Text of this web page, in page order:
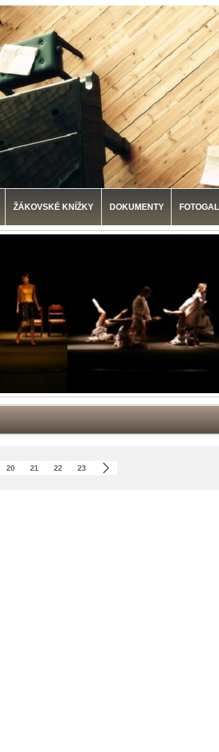
ŽÁKOVSKÉ KNÍŽKY DOKUMENTY
20 21 22 23